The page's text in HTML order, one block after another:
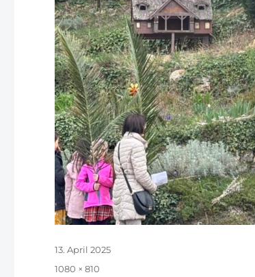
Veröffentlicht
13. April 2025
Originalgröße
1080 × 810